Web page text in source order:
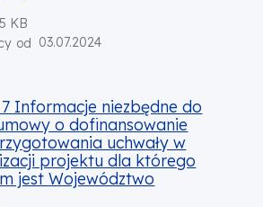
KB
od 03.07.2024
niezbędne do podpisania
7 Informacje niezbędne do
o dofinansowanie
uchwały w
projektu dla którego
jest Województwo